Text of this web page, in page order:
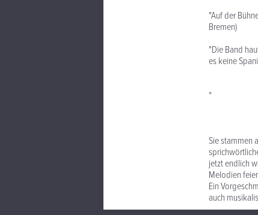
"Auf der
Bremen)
"Die Band
es keine
*
Sie stammen
jetzt endlich
Melodien
Ein
auch